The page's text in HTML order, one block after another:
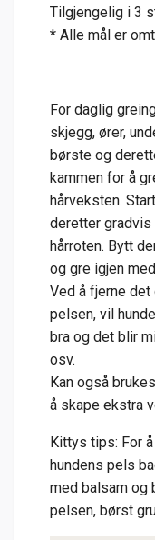
Tilgjengelig i 3
* Alle mål er
For daglig
skjegg, ører,
børste og
kammen for å
hårveksten.
deretter gradvis
hårroten. Bytt
og gre igjen
Ved å fjerne
pelsen, vil
bra og det blir
osv.
Kan også
å skape ekstra
Kittys tips: For
hundens pels
med balsam og
pelsen, børst